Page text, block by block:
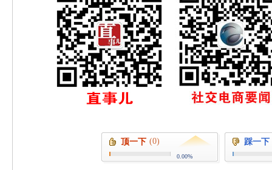
顶一下 (0)
0.00%
踩一下